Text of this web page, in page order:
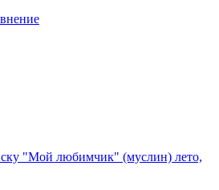
"Мой любимчик" (муслин) лето,